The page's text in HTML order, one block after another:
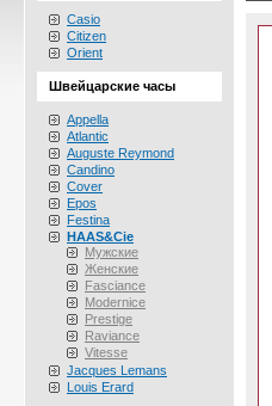
Casio
Citizen
Orient
Швейцарские часы
Appella
Atlantic
Auguste Reymond
Candino
Cover
Epos
Festina
HAAS&Cie
Мужские
Женские
Fasciance
Modernice
Prestige
Raviance
Vitesse
Jacques Lemans
Louis Erard